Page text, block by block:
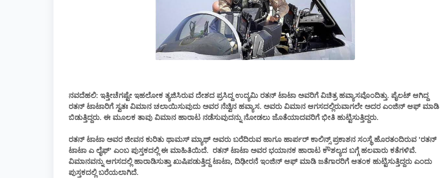
ನವದೆಹಲಿ: ಇತ್ತೀಚೆಗಷ್ಟೇ ಇಹಲೋಕ ತ್ಯಜಿಸಿರುವ ದೇಶದ ಪ್ರಸಿದ್ದ ಉದ್ಯಮಿ ರತನ್ ಟಾಟಾ ಅವರಿಗೆ ವಿಚಿತ್ರ ಹವ್ಯಾಸವೊಂದಿತ್ತು. ಪೈಲಟ್ ಆಗಿದ್ದ
ರತನ್ ಟಾಟಾರಿಗೆ ಸ್ವತಃ ವಿಮಾನ ಚಲಾಯಿಸುವುದು ಅವರ ನೆಚ್ವಿನ ಹವ್ಯಾಸ. ಅವರು ವಿಮಾನ ಆಗಸದಲ್ಲಿರುವಾಗಲೇ ಅದರ ಎಂಜಿನ್ ಆಫ್ ಮಾಡಿ
ಬಿಡುತ್ತಿದ್ದರು. ಈ ಮೂಲಕ ತಾವು ವಿಮಾನ ಹಾರಾಟ ನಡೆಸುವುದನ್ನು ನೋಡಲು ಜೊತೆಯಾದವರಿಗೆ ಭೀತಿ ಹುಟ್ಟಿಸುತ್ತಿದ್ದರು.
ರತನ್ ಟಾಟಾ ಅವರ ಜೀವನ ಕುರಿತು ಥಾಮಸ್ ಮ್ಯಾಥ್‌ ಅವರು ಬರೆದಿರುವ ಹಾಗೂ ಹಾರ್ಪರ್ ಕಾಲಿನ್ಸ್ ಪ್ರಕಾಶನ ಸಂಸ್ಥೆ ಹೊರತಂದಿರುವ 'ರತನ್
ಟಾಟಾ ಎ ಲೈಫ್' ಎಂಬ ಪುಸ್ತಕದಲ್ಲಿ ಈ ಮಾಹಿತಿಯಿದೆ. ರತನ್ ಟಾಟಾ ಅವರ ಭಯಾನಕ ಹಾರಾಟ ಕೌಶಲ್ಯದ ಬಗ್ಗೆ ಹಲವಾರು ಕತೆಗಳಿವೆ.
ವಿಮಾನವನ್ನು ಆಗಸದಲ್ಲಿ ಹಾರಾಡಿಸುತ್ತಾ ಖುಷಿಪಡುತ್ತಿದ್ದ ಟಾಟಾ, ದಿಢೀರನೆ ಇಂಜಿನ್ ಆಫ್ ಮಾಡಿ ಜತೆಗಾರರಿಗೆ ಆತಂಕ ಹುಟ್ಟಿಸುತ್ತಿದ್ದರು ಎಂದು
ಪುಸ್ತಕದಲ್ಲಿ ಬರೆಯಲಾಗಿದೆ.